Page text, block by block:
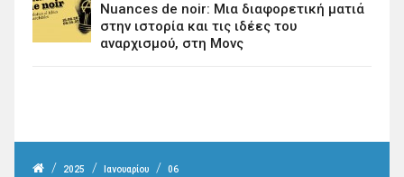
Nuances de noir: Μια διαφορετική ματιά
στην ιστορία και τις ιδέες του
αναρχισμού, στη Μονς
/ 2025 / Ιανουαρίου / 06